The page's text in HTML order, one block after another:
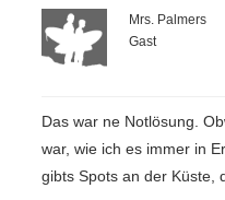
Mrs. Palmers
Gast
Das war ne Notlösung.
war, wie ich es immer in
gibts Spots an der Küste,